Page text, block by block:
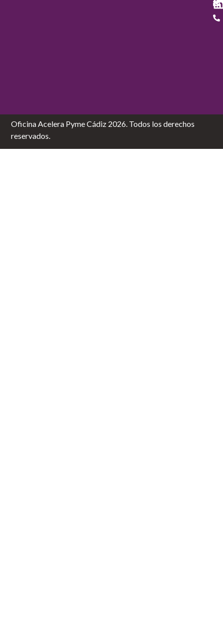
Oficina Acelera Pyme Cádiz 2026. Todos los derechos
reservados.